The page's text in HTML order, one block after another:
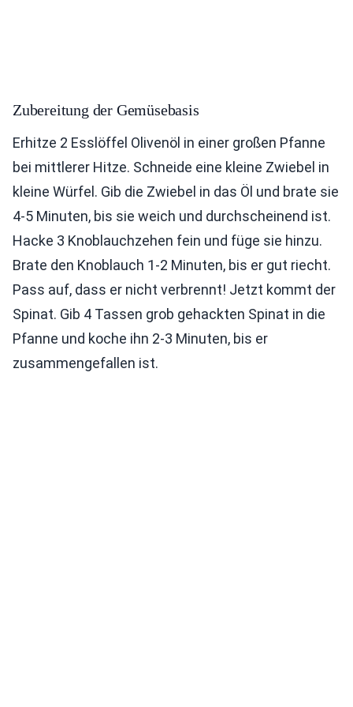
Zubereitung der Gemüsebasis
Erhitze 2 Esslöffel Olivenöl in einer großen Pfanne
bei mittlerer Hitze. Schneide eine kleine Zwiebel in
kleine Würfel. Gib die Zwiebel in das Öl und brate sie
4-5 Minuten, bis sie weich und durchscheinend ist.
Hacke 3 Knoblauchzehen fein und füge sie hinzu.
Brate den Knoblauch 1-2 Minuten, bis er gut riecht.
Pass auf, dass er nicht verbrennt! Jetzt kommt der
Spinat. Gib 4 Tassen grob gehackten Spinat in die
Pfanne und koche ihn 2-3 Minuten, bis er
zusammengefallen ist.